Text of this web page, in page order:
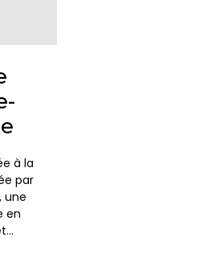
à la
par
une
en